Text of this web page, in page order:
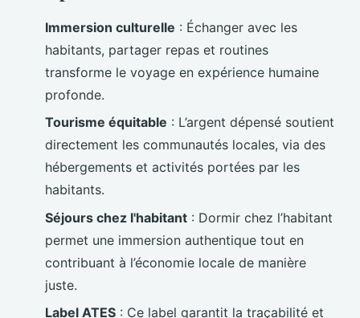
Immersion culturelle : Échanger avec les
habitants, partager repas et routines
transforme le voyage en expérience humaine
profonde.
Tourisme équitable : L’argent dépensé soutient
directement les communautés locales, via des
hébergements et activités portées par les
habitants.
Séjours chez l'habitant : Dormir chez l’habitant
permet une immersion authentique tout en
contribuant à l’économie locale de manière
juste.
Label ATES : Ce label garantit la traçabilité et